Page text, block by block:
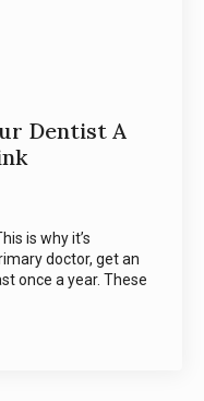
Dentist A
is why it’s
doctor, get an
once a year. These